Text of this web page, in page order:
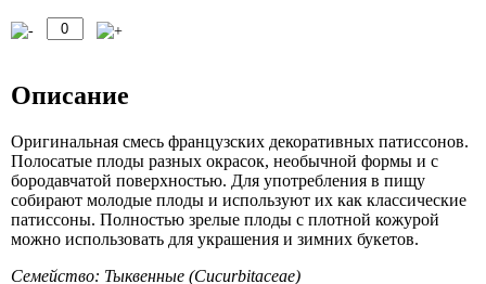
Описание
Оригинальная смесь французских декоративных патиссонов.
Полосатые плоды разных окрасок, необычной формы и с
бородавчатой поверхностью. Для употребления в пищу
собирают молодые плоды и используют их как классические
патиссоны. Полностью зрелые плоды с плотной кожурой
можно использовать для украшения и зимних букетов.
Семейство: Тыквенные (Cucurbitaceae)